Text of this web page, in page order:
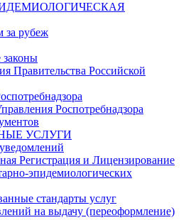
рубеж
Правительства Российской
Роспотребнадзора
УСЛУГИ
Регистрация и Лицензирование
эпидемиологических
стандарты услуг
на выдачу (переоформление)